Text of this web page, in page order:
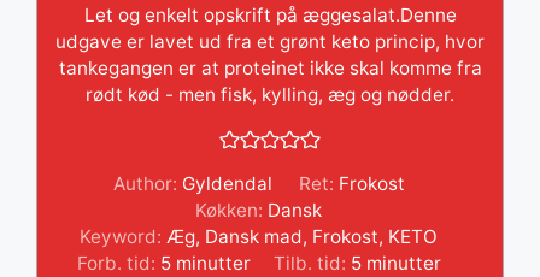
Let og enkelt opskrift på æggesalat.Denne
udgave er lavet ud fra et grønt keto princip, hvor
tankegangen er at proteinet ikke skal komme fra
rødt kød - men fisk, kylling, æg og nødder.
Author: Gyldendal Ret: Frokost
Køkken: Dansk
Keyword:Æg, Dansk mad, Frokost, KETO
Forb. tid: 5minutter
minutter Tilb. tid: 5minutter
minutter